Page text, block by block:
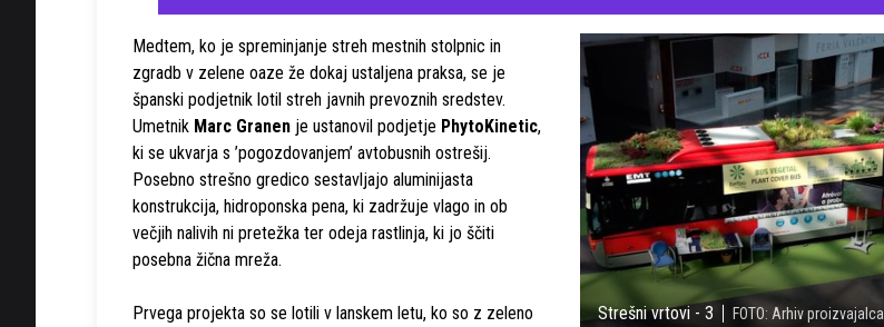
Strešni vrtovi - 3 FOTO: Arhiv proizvajalca
Medtem, ko je spreminjanje streh mestnih stolpnic in
zgradb v zelene oaze že dokaj ustaljena praksa, se je
španski podjetnik lotil streh javnih prevoznih sredstev.
Umetnik Marc Granen je ustanovil podjetje PhytoKinetic,
ki se ukvarja s ’pogozdovanjem’ avtobusnih ostrešij.
Posebno strešno gredico sestavljajo aluminijasta
konstrukcija, hidroponska pena, ki zadržuje vlago in ob
večjih nalivih ni pretežka ter odeja rastlinja, ki jo ščiti
posebna žična mreža.
Prvega projekta so se lotili v lanskem letu, ko so z zeleno